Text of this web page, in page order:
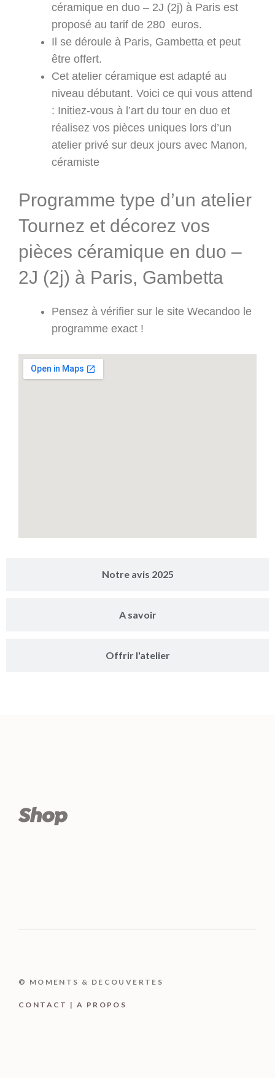
Notre avis 2025
A savoir
Offrir l'atelier
céramique en duo – 2J (2j) à Paris est
proposé au tarif de 280 euros.
Il se déroule à Paris, Gambetta et peut
être offert.
Cet atelier céramique est adapté au
niveau débutant. Voici ce qui vous attend
: Initiez-vous à l’art du tour en duo et
réalisez vos pièces uniques lors d’un
atelier privé sur deux jours avec Manon,
céramiste
Programme type d’un atelier
Tournez et décorez vos
pièces céramique en duo –
2J (2j) à Paris, Gambetta
Pensez à vérifier sur le site Wecandoo le
programme exact !
© MOMENTS & DECOUVERTES
CONTACT |A PROPOS